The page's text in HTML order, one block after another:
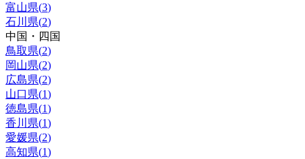
富山県(3)
石川県(2)
中国・四国
鳥取県(2)
岡山県(2)
広島県(2)
山口県(1)
徳島県(1)
香川県(1)
愛媛県(2)
高知県(1)